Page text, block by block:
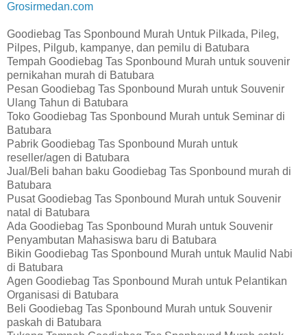
Grosirmedan.com
Goodiebag Tas Sponbound Murah Untuk Pilkada, Pileg,
Pilpes, Pilgub, kampanye, dan pemilu di Batubara
Tempah Goodiebag Tas Sponbound Murah untuk souvenir
pernikahan murah di Batubara
Pesan Goodiebag Tas Sponbound Murah untuk Souvenir
Ulang Tahun di Batubara
Toko Goodiebag Tas Sponbound Murah untuk Seminar di
Batubara
Pabrik Goodiebag Tas Sponbound Murah untuk
reseller/agen di Batubara
Jual/Beli bahan baku Goodiebag Tas Sponbound murah di
Batubara
Pusat Goodiebag Tas Sponbound Murah untuk Souvenir
natal di Batubara
Ada Goodiebag Tas Sponbound Murah untuk Souvenir
Penyambutan Mahasiswa baru di Batubara
Bikin Goodiebag Tas Sponbound Murah untuk Maulid Nabi
di Batubara
Agen Goodiebag Tas Sponbound Murah untuk Pelantikan
Organisasi di Batubara
Beli Goodiebag Tas Sponbound Murah untuk Souvenir
paskah di Batubara